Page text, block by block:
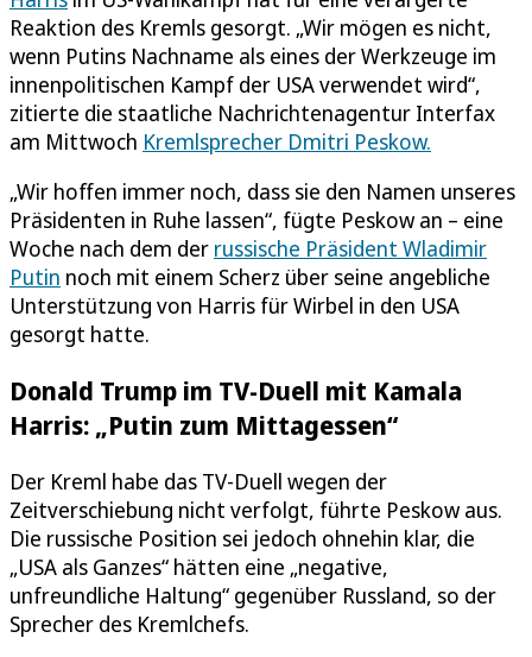
Reaktion des Kremls gesorgt. „Wir mögen es nicht,
wenn Putins Nachname als eines der Werkzeuge im
innenpolitischen Kampf der USA verwendet wird“,
zitierte die staatliche Nachrichtenagentur Interfax
am Mittwoch Kremlsprecher Dmitri Peskow.
„Wir hoffen immer noch, dass sie den Namen unseres
Präsidenten in Ruhe lassen“, fügte Peskow an – eine
Woche nach dem der russische Präsident Wladimir
Putin noch mit einem Scherz über seine angebliche
Unterstützung von Harris für Wirbel in den USA
gesorgt hatte.
Donald Trump im TV-Duell mit Kamala
Harris: „Putin zum Mittagessen“
Der Kreml habe das TV-Duell wegen der
Zeitverschiebung nicht verfolgt, führte Peskow aus.
Die russische Position sei jedoch ohnehin klar, die
„USA als Ganzes“ hätten eine „negative,
unfreundliche Haltung“ gegenüber Russland, so der
Sprecher des Kremlchefs.